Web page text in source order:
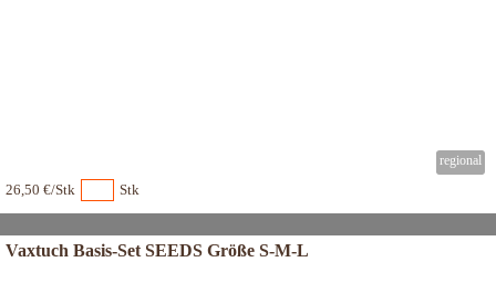
26,50 €/Stk Stk
Vaxtuch Basis-Set SEEDS Größe S-M-L